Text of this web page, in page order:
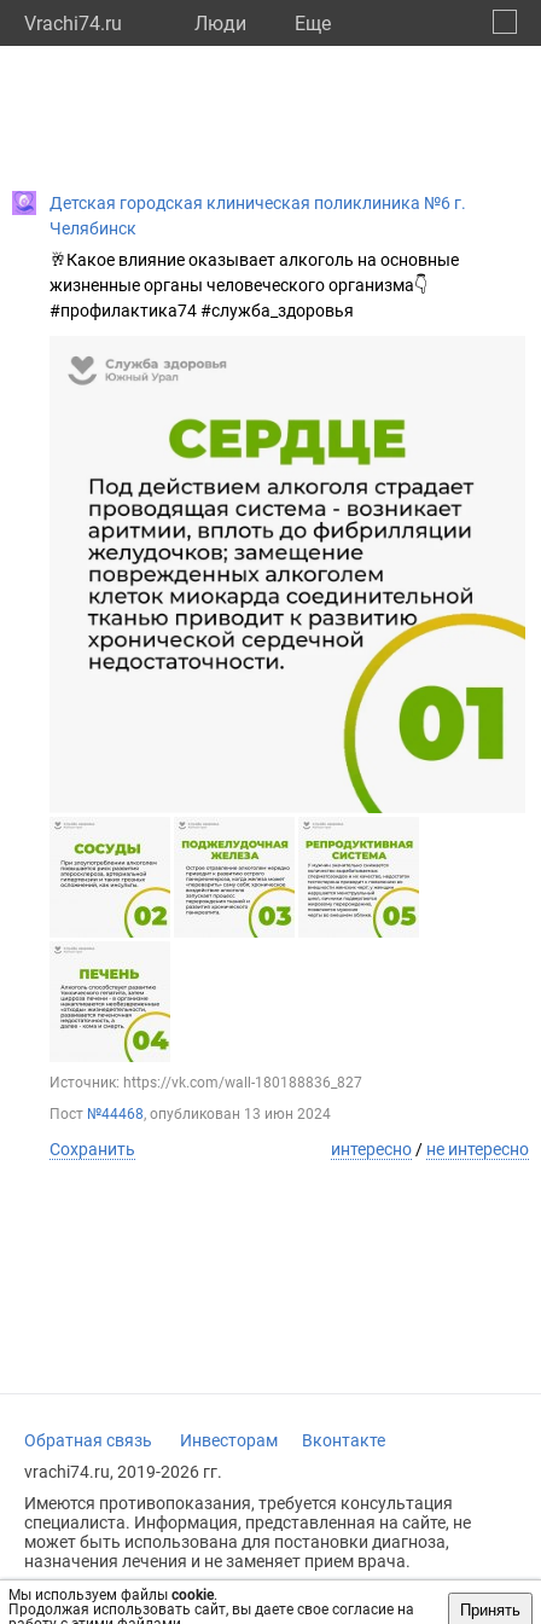
Vrachi74.ru Люди Eще
Мы используем файлы cookie.
Продолжая использовать сайт, вы даете свое согласие на
Принять
Детская городская клиническая поликлиника №6 г.
Челябинск
🥂Какое влияние оказывает алкоголь на основные
жизненные органы человеческого организма👇
#профилактика74 #служба_здоровья
Источник: https://vk.com/wall-180188836_827
Пост №44468, опубликован 13 июн 2024
Сохранить интересно / не интересно
Обратная связь Инвесторам
Вконтакте
vrachi74.ru, 2019-2026 гг.
Имеются противопоказания, требуется консультация
специалиста. Информация, представленная на сайте, не
может быть использована для постановки диагноза,
назначения лечения и не заменяет прием врача.
Возрастное ограничение: 18+